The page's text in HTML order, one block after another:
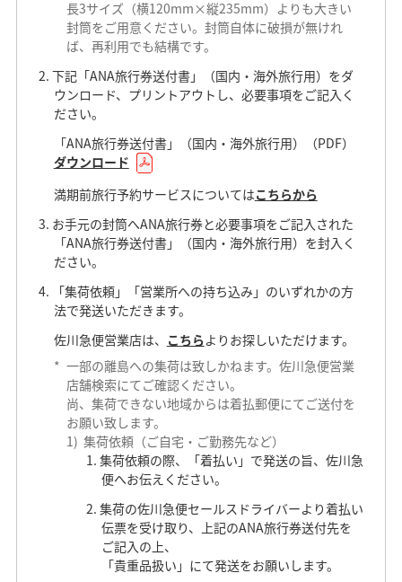
長3サイズ（横120mm×縦235mm）よりも大きい
封筒をご用意ください。封筒自体に破損が無けれ
ば、再利用でも結構です。
下記「ANA旅行券送付書」（国内・海外旅行用）をダ
ウンロード、プリントアウトし、必要事項をご記入く
ださい。
「ANA旅行券送付書」（国内・海外旅行用）（PDF）
ダウンロード
満期前旅行予約サービスについてはこちらから
お手元の封筒へANA旅行券と必要事項をご記入された
「ANA旅行券送付書」（国内・海外旅行用）を封入く
ださい。
「集荷依頼」「営業所への持ち込み」のいずれかの方
法で発送いただきます。
佐川急便営業店は、 こちらよりお探しいただけます。
* 一部の離島への集荷は致しかねます。佐川急便営業
店舗検索にてご確認ください。
尚、集荷できない地域からは着払郵便にてご送付を
お願い致します。
集荷依頼（ご自宅・ご勤務先など）
集荷依頼の際、「着払い」で発送の旨、佐川急
便へお伝えください。
集荷の佐川急便セールスドライバーより着払い
伝票を受け取り、上記のANA旅行券送付先を
ご記入の上、
「貴重品扱い」にて発送をお願いします。